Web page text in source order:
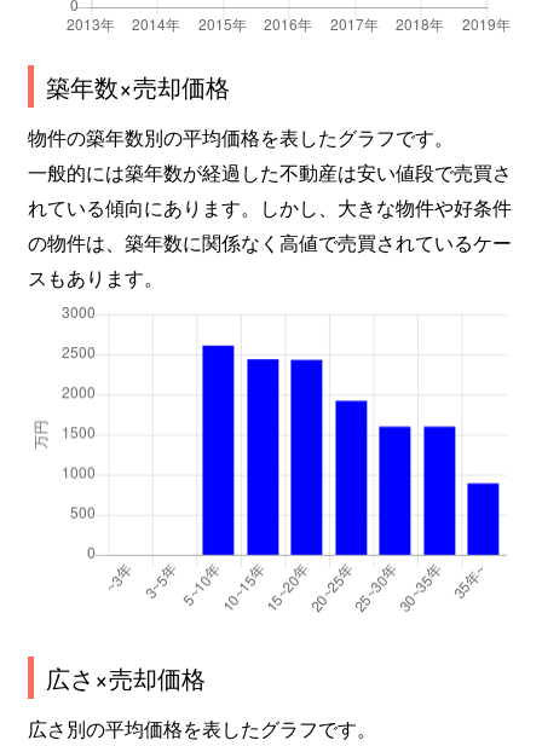
築年数×売却価格
物件の築年数別の平均価格を表したグラフです。
一般的には築年数が経過した不動産は安い値段で売買さ
れている傾向にあります。しかし、大きな物件や好条件
の物件は、築年数に関係なく高値で売買されているケー
スもあります。
広さ×売却価格
広さ別の平均価格を表したグラフです。